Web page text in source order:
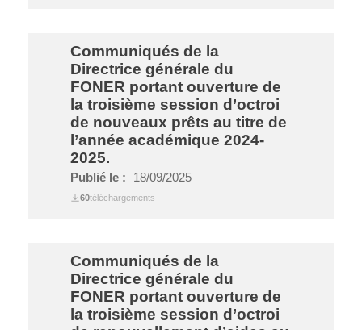
Communiqués de la
Directrice générale du
FONER portant ouverture de
la troisième session d’octroi
de nouveaux prêts au titre de
l’année académique 2024-
2025.
Publié le : 18/09/2025
60téléchargements
Communiqués de la
Directrice générale du
FONER portant ouverture de
la troisième session d’octroi